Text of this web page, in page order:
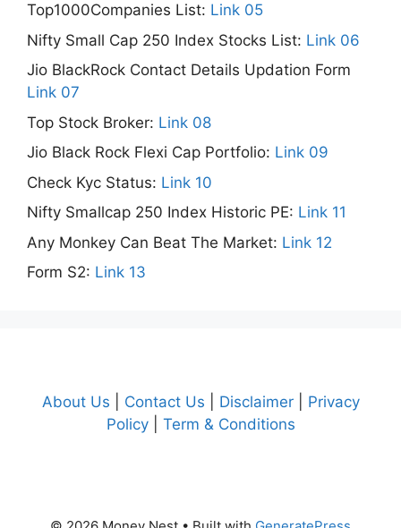
Top1000Companies List: Link 05
Nifty Small Cap 250 Index Stocks List: Link 06
Jio BlackRock Contact Details Updation Form
Link 07
Top Stock Broker: Link 08
Jio Black Rock Flexi Cap Portfolio: Link 09
Check Kyc Status: Link 10
Nifty Smallcap 250 Index Historic PE: Link 11
Any Monkey Can Beat The Market: Link 12
Form S2: Link 13
About Us Contact Us Disclaimer| Privacy
Policy| Term & Conditions